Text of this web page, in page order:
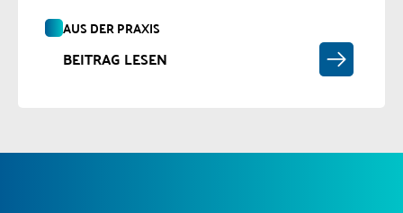
AUS DER PRAXIS
BEITRAG LESEN